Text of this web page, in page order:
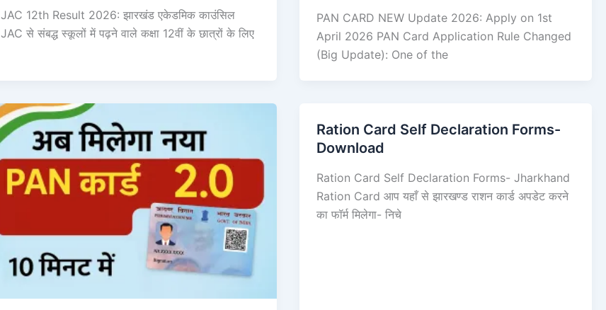
JAC 12th Result 2026: झारखंड एकेडमिक काउंसिल
JAC से संबद्ध स्कूलों में पढ़ने वाले कक्षा 12वीं के छात्रों के लिए
PAN CARD NEW Update 2026: Apply on 1st
April 2026 PAN Card Application Rule Changed
(Big Update): One of the
Ration Card Self Declaration Forms-
Download
Ration Card Self Declaration Forms- Jharkhand
Ration Card आप यहाँ से झारखण्ड राशन कार्ड अपडेट करने
का फॉर्म मिलेगा- निचे